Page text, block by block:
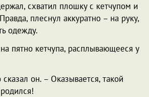
схватил плошку с кетчупом и
плеснул аккуратно – на руку,
одежду.
пятно кетчупа, расплывающееся у
он. – Оказывается, такой